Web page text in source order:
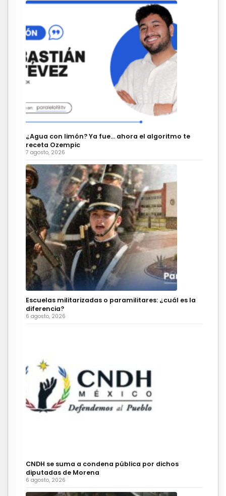
¿Agua con limón? Ya fue… ahora el algoritmo te
receta Ozempic
7 agosto, 2026
Escuelas militarizadas o paramilitares: ¿cuál es la
diferencia?
6 agosto, 2026
CNDH se suma a condena pública por dichos
diputadas de Morena
6 agosto, 2026